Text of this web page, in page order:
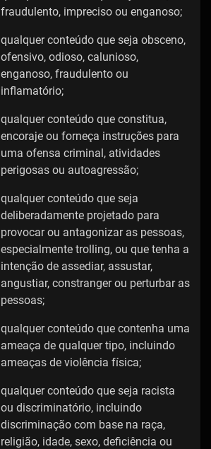
fraudulento, impreciso ou enganoso;
qualquer conteúdo que seja obsceno,
ofensivo, odioso, calunioso,
enganoso, fraudulento ou
inflamatório;
qualquer conteúdo que constitua,
encoraje ou forneça instruções para
uma ofensa criminal, atividades
perigosas ou autoagressão;
qualquer conteúdo que seja
deliberadamente projetado para
provocar ou antagonizar as pessoas,
especialmente trolling, ou que tenha a
intenção de assediar, assustar,
angustiar, constranger ou perturbar as
pessoas;
qualquer conteúdo que contenha uma
ameaça de qualquer tipo, incluindo
ameaças de violência física;
qualquer conteúdo que seja racista
ou discriminatório, incluindo
discriminação com base na raça,
religião, idade, sexo, deficiência ou